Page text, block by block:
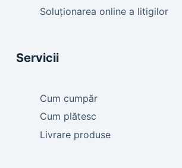
Soluționarea online a litigilor
Servicii
Cum cumpăr
Cum plătesc
Livrare produse